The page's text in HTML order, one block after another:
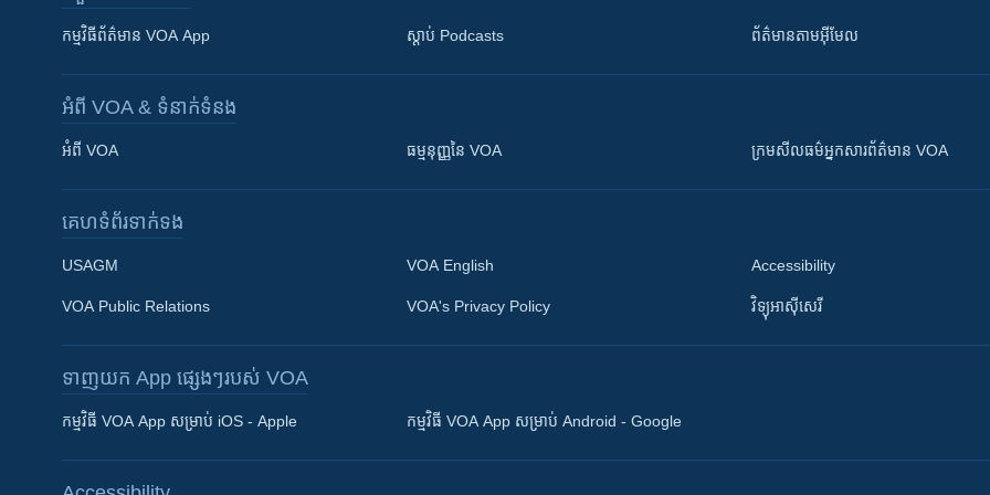
Khmer English
កម្មវិធី​ព័ត៌មាន VOA App ស្តាប់ Podcasts ព័ត៌មាន​តាម​អ៊ីមែល
អំពី​ VOA & ទំនាក់ទំនង
អំពី​ VOA ធម្មនុញ្ញ​នៃ VOA ក្រម​​​សីលធម៌​​​អ្នក​​​សារព័ត៌មាន VOA
គេហទំព័រ​​ទាក់ទង
USAGM
VOA Public Relations
VOA English
VOA's Privacy Policy
Accessibility
វិទ្យុ​អាស៊ី​សេរី
ទាញយក​ App ផ្សេងៗ​របស់​ VOA
កម្មវិធី​ VOA App សម្រាប់ iOS - Apple កម្មវិធី​ VOA App សម្រាប់ Android - Google